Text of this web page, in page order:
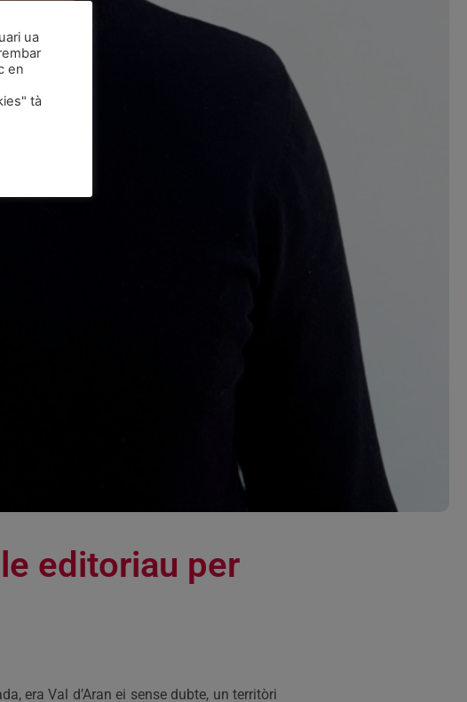
editoriau per
era Val d’Aran ei sense dubte, un territòri
ua
en
tà